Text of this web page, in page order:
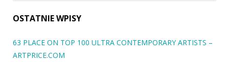
OSTATNIE WPISY
63 PLACE ON TOP 100 ULTRA CONTEMPORARY ARTISTS –
ARTPRICE.COM